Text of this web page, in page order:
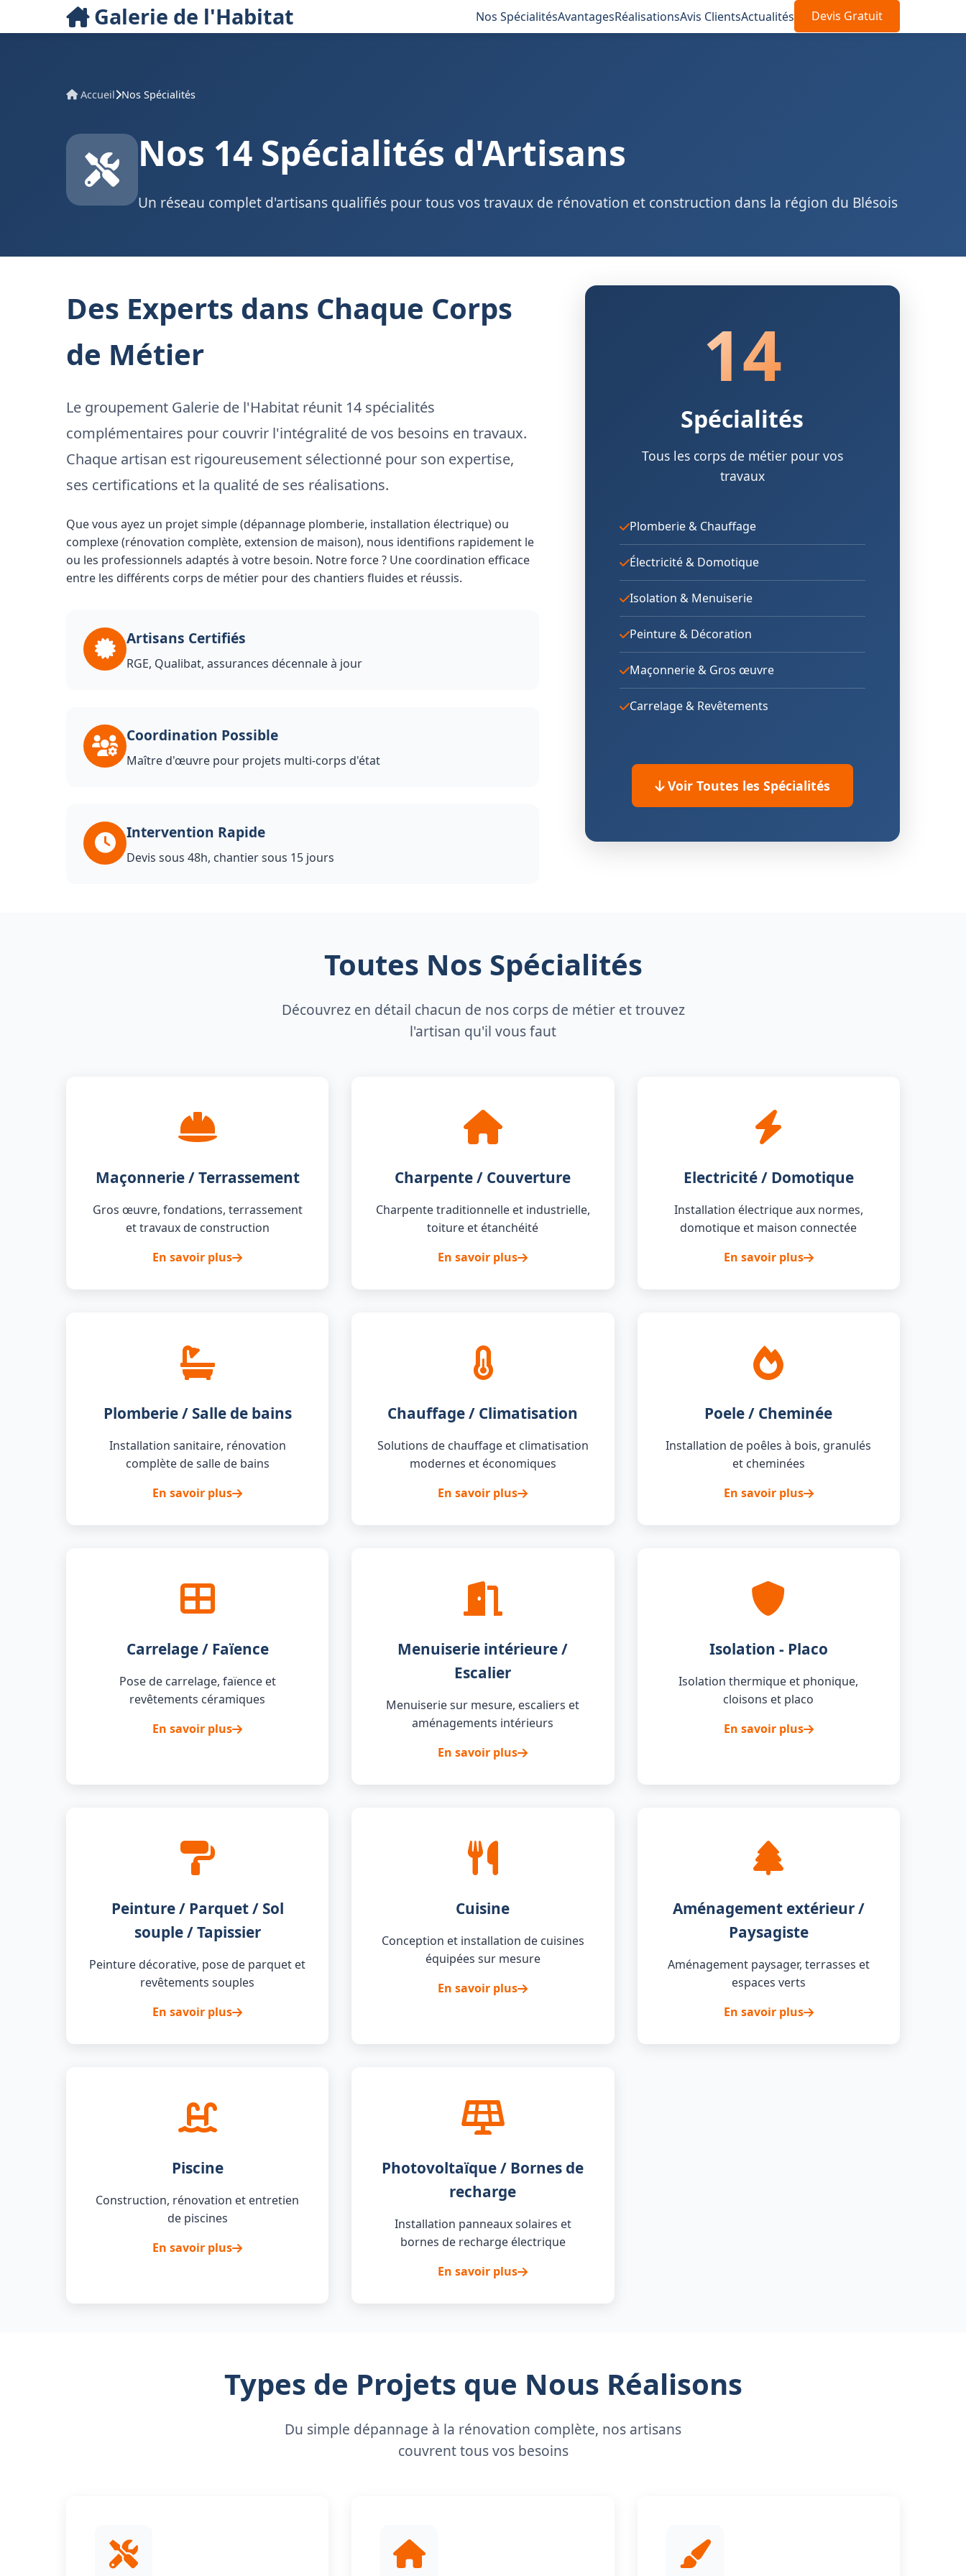
Galerie de l'Habitat Nos SpécialitésAvantagesRéalisationsAvis ClientsActualités Devis Gratuit
Accueil Nos Spécialités
Nos 14 Spécialités d'Artisans
Un réseau complet d'artisans qualifiés pour tous vos travaux de rénovation et construction dans la région du Blésois
Des Experts dans Chaque Corps
de Métier
Le groupement Galerie de l'Habitat réunit 14 spécialités
complémentaires pour couvrir l'intégralité de vos besoins en travaux.
Chaque artisan est rigoureusement sélectionné pour son expertise,
ses certifications et la qualité de ses réalisations.
Que vous ayez un projet simple (dépannage plomberie, installation électrique) ou
complexe (rénovation complète, extension de maison), nous identifions rapidement le
ou les professionnels adaptés à votre besoin. Notre force ? Une coordination efficace
entre les différents corps de métier pour des chantiers fluides et réussis.
Artisans Certifiés
RGE, Qualibat, assurances décennale à jour
Coordination Possible
Maître d'œuvre pour projets multi-corps d'état
Intervention Rapide
Devis sous 48h, chantier sous 15 jours
14
Spécialités
Tous les corps de métier pour vos
travaux
Plomberie & Chauffage
Électricité & Domotique
Isolation & Menuiserie
Peinture & Décoration
Maçonnerie & Gros œuvre
Carrelage & Revêtements
Voir Toutes les Spécialités
Toutes Nos Spécialités
Découvrez en détail chacun de nos corps de métier et trouvez
l'artisan qu'il vous faut
Maçonnerie / Terrassement
Gros œuvre, fondations, terrassement
et travaux de construction
En savoir plus
Charpente / Couverture
Charpente traditionnelle et industrielle,
toiture et étanchéité
En savoir plus
Electricité / Domotique
Installation électrique aux normes,
domotique et maison connectée
En savoir plus
Plomberie / Salle de bains
Installation sanitaire, rénovation
complète de salle de bains
En savoir plus
Chauffage / Climatisation
Solutions de chauffage et climatisation
modernes et économiques
En savoir plus
Poele / Cheminée
Installation de poêles à bois, granulés
et cheminées
En savoir plus
Carrelage / Faïence
Pose de carrelage, faïence et
revêtements céramiques
En savoir plus
Menuiserie intérieure /
Escalier
Menuiserie sur mesure, escaliers et
aménagements intérieurs
En savoir plus
Isolation - Placo
Isolation thermique et phonique,
cloisons et placo
En savoir plus
Peinture / Parquet / Sol
souple / Tapissier
Peinture décorative, pose de parquet et
revêtements souples
En savoir plus
Cuisine
Conception et installation de cuisines
équipées sur mesure
En savoir plus
Aménagement extérieur /
Paysagiste
Aménagement paysager, terrasses et
espaces verts
En savoir plus
Piscine
Construction, rénovation et entretien
de piscines
En savoir plus
Photovoltaïque / Bornes de
recharge
Installation panneaux solaires et
bornes de recharge électrique
En savoir plus
Types de Projets que Nous Réalisons
Du simple dépannage à la rénovation complète, nos artisans
couvrent tous vos besoins